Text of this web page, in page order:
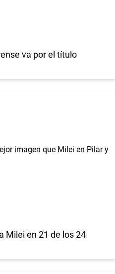
va por el título
Milei en 21 de los 24